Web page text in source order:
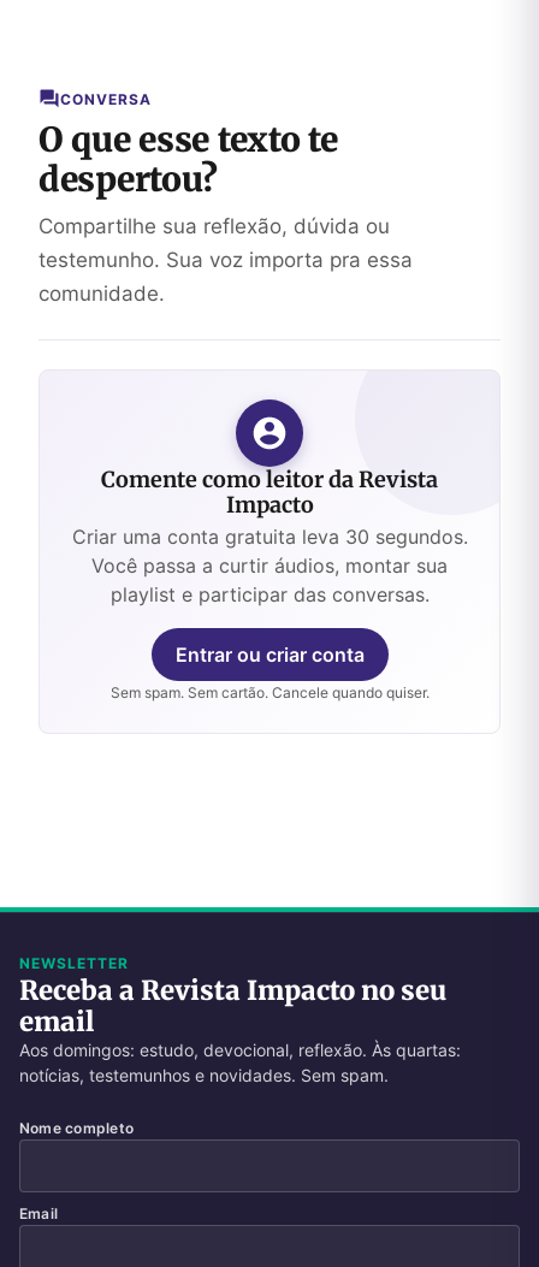
CONVERSA
O que esse texto te
despertou?
Compartilhe sua reflexão, dúvida ou
testemunho. Sua voz importa pra essa
comunidade.
Comente como leitor da Revista
Impacto
Criar uma conta gratuita leva 30 segundos.
Você passa a curtir áudios, montar sua
playlist e participar das conversas.
Entrar ou criar conta
Sem spam. Sem cartão. Cancele quando quiser.
NEWSLETTER
Receba a Revista Impacto no seu
email
Aos domingos: estudo, devocional, reflexão. Às quartas:
notícias, testemunhos e novidades. Sem spam.
Nome completo
Email